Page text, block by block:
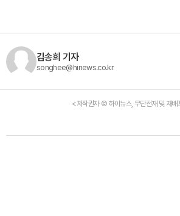
김송희 기자
songhee@hinews.co.kr
<저작권자 © 하이뉴스, 무단전재 및 재배